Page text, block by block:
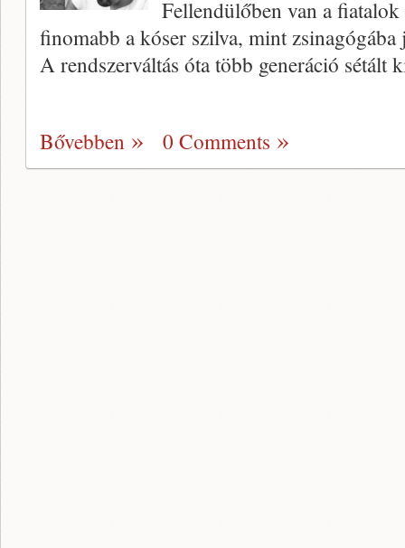
Fellendülőben van a
finomabb a kóser szilva, mint zsinagógába
A rendszerváltás óta több generáció sétált
Bővebben 0 Comments